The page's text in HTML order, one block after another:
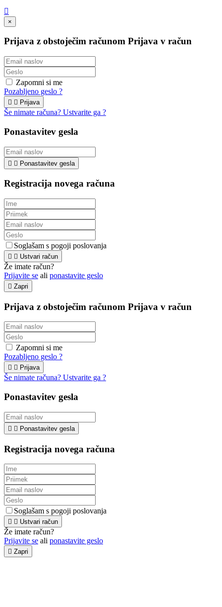

×
Prijava z obstoječim računom Prijava v račun
Zapomni si me
Pozabljeno geslo ?
  Prijava
Še nimate računa? Ustvarite ga ?
Ponastavitev gesla
  Ponastavitev gesla
Registracija novega računa
Soglašam s pogoji poslovanja
  Ustvari račun
Že imate račun?
Prijavite se ali ponastavite geslo
 Zapri
Prijava z obstoječim računom Prijava v račun
Zapomni si me
Pozabljeno geslo ?
  Prijava
Še nimate računa? Ustvarite ga ?
Ponastavitev gesla
  Ponastavitev gesla
Registracija novega računa
Soglašam s pogoji poslovanja
  Ustvari račun
Že imate račun?
Prijavite se ali ponastavite geslo
 Zapri